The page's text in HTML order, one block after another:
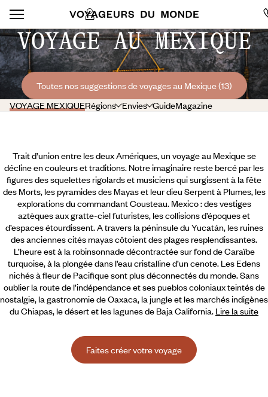
VOYAGE AU MEXIQUE
Toutes nos suggestions de voyages au Mexique (13)
VOYAGE MEXIQUERégions Envies GuideMagazine
Trait d’union entre les deux Amériques, un voyage au Mexique se
décline en couleurs et traditions. Notre imaginaire reste bercé par les
figures des squelettes rigolards et musiciens qui surgissent à la fête
des Morts, les pyramides des Mayas et leur dieu Serpent à Plumes, les
explorations du commandant Cousteau. Mexico : des vestiges
aztèques aux gratte-ciel futuristes, les collisions d’époques et
d’espaces étourdissent. A travers la péninsule du Yucatán, les ruines
des anciennes cités mayas côtoient des plages resplendissantes.
L’heure est à la robinsonnade décontractée sur fond de Caraïbe
turquoise,à la plongée dans l’eau cristalline d’un cenote. Les Edens
nichés à fleur de Pacifique sont plus déconnectés du monde. Sans
oublier la route de l’indépendance et ses pueblos coloniaux teintés de
nostalgie, la gastronomie de Oaxaca, la jungle et les marchés indigènes
du Chiapas, le désert et les lagunes de Baja California. Lire la suite
Faites créer votre voyage